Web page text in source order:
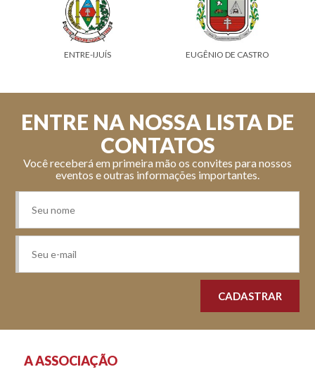
ENTRE-IJUÍS EUGÊNIO DE CASTRO
A ASSOCIAÇÃO
ENTRE NA NOSSA LISTA DE
CONTATOS
Você receberá em primeira mão os convites para nossos
eventos e outras informações importantes.